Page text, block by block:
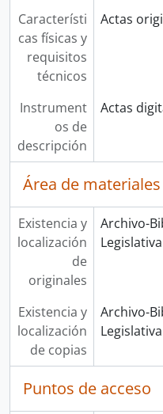
Característi
cas físicas y
requisitos
técnicos
Actas
Instrument
os de
descripción
Actas
Área de
Existencia y
localización
de
originales
Archivo-
Existencia y
localización
de copias
Archivo-
Puntos de acceso